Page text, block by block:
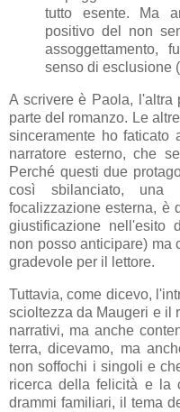
tutto esente. Ma
positivo del non
assoggettamento,
senso di esclusione
A scrivere è Paola, l'altra
parte del romanzo. Le
sinceramente ho faticato
narratore esterno, che
Perché questi due
così sbilanciato,
focalizzazione esterna, è
giustificazione nell'esito
non posso anticipare) ma
gradevole per il lettore.
Tuttavia, come dicevo,
scioltezza da Maugeri e il
narrativi, ma anche
terra, dicevamo, ma
non soffochi i singoli e
ricerca della felicità e la
drammi familiari, il tema